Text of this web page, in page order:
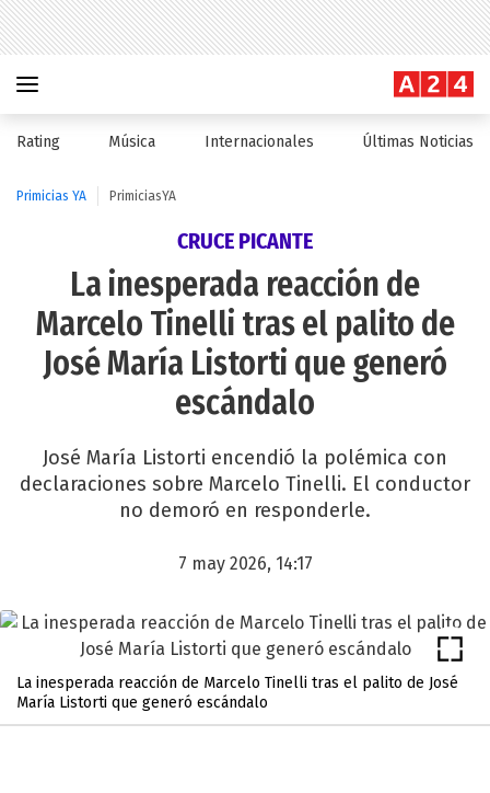
Rating Música Internacionales Últimas Noticias
Primicias YA PrimiciasYA
CRUCE PICANTE
La inesperada reacción de
Marcelo Tinelli tras el palito de
José María Listorti que generó
escándalo
José María Listorti encendió la polémica con
declaraciones sobre Marcelo Tinelli. El conductor
no demoró en responderle.
7 may 2026, 14:17
La inesperada reacción de Marcelo Tinelli tras el palito de José
María Listorti que generó escándalo